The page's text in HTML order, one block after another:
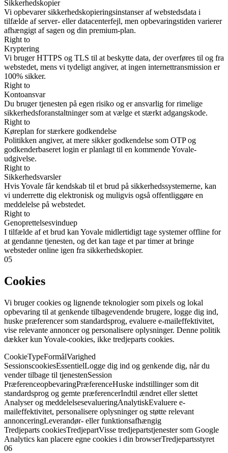
Sikkerhedskopier
Vi opbevarer sikkerhedskopieringsinstanser af webstedsdata i
tilfælde af server- eller datacenterfejl, men opbevaringstiden varierer
afhængigt af sagen og din premium-plan.
Right to
Kryptering
Vi bruger HTTPS og TLS til at beskytte data, der overføres til og fra
webstedet, mens vi tydeligt angiver, at ingen internettransmission er
100% sikker.
Right to
Kontoansvar
Du bruger tjenesten på egen risiko og er ansvarlig for rimelige
sikkerhedsforanstaltninger som at vælge et stærkt adgangskode.
Right to
Køreplan for stærkere godkendelse
Politikken angiver, at mere sikker godkendelse som OTP og
godkenderbaseret login er planlagt til en kommende Yovale-
udgivelse.
Right to
Sikkerhedsvarsler
Hvis Yovale får kendskab til et brud på sikkerhedssystemerne, kan
vi underrette dig elektronisk og muligvis også offentliggøre en
meddelelse på webstedet.
Right to
Genoprettelsesvinduер
I tilfælde af et brud kan Yovale midlertidigt tage systemer offline for
at gendanne tjenesten, og det kan tage et par timer at bringe
websteder online igen fra sikkerhedskopier.
05
Cookies
Vi bruger cookies og lignende teknologier som pixels og lokal
opbevaring til at genkende tilbagevendende brugere, logge dig ind,
huske præferencer som standardsprog, evaluere e-maileffektivitet,
vise relevante annoncer og personalisere oplysninger. Denne politik
dækker kun Yovale-cookies, ikke tredjeparts cookies.
CookieTypeFormålVarighed
SessionscookiesEssentielLogge dig ind og genkende dig, når du
vender tilbage til tjenestenSession
PræferenceopbevaringPræferenceHuske indstillinger som dit
standardsprog og gemte præferencerIndtil ændret eller slettet
Analyser og meddelelsesevalueringAnalytiskEvaluere e-
maileffektivitet, personalisere oplysninger og støtte relevant
annonceringLeverandør- eller funktionsafhængig
Tredjeparts cookiesTredjepartVisse tredjepartstjenester som Google
Analytics kan placere egne cookies i din browserTredjepartsstyret
06